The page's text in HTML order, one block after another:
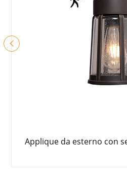
Applique da esterno con